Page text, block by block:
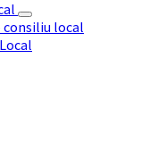
consiliu local